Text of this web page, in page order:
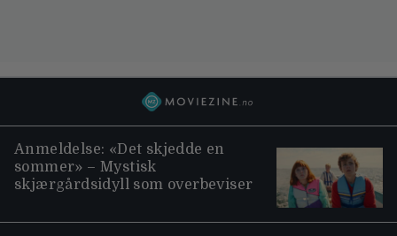
Anmeldelse: «Det skjedde en
sommer» – Mystisk
skjærgårdsidyll som overbeviser